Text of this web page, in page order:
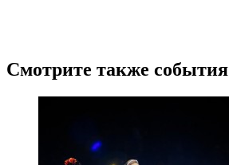
Смотрите также события